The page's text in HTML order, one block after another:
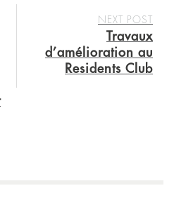
NEXT POST
Travaux
d’amélioration au
Residents Club